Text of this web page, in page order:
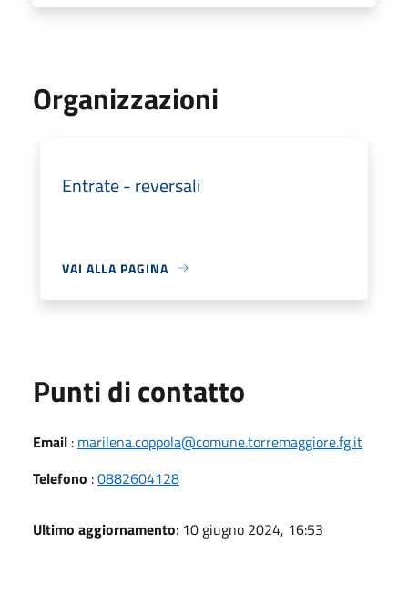
Organizzazioni
Entrate - reversali
VAI ALLA PAGINA
Punti di contatto
Email : marilena.coppola@comune.torremaggiore.fg.it
Telefono :0882604128
Ultimo aggiornamento: 10 giugno 2024, 16:53